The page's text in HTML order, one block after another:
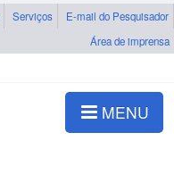
Serviços
E-mail do Pesquisador
Área de imprensa
MENU